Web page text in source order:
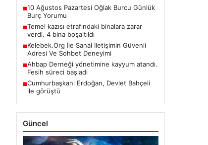
■10 Ağustos Pazartesi Oğlak Burcu Günlük
Burç Yorumu
■Temel kazısı etrafındaki binalara zarar
verdi. 4 bina boşaltıldı
■Kelebek.Org İle Sanal İletişimin Güvenli
Adresi Ve Sohbet Deneyimi
■Ahbap Derneği yönetimine kayyum atandı.
Fesih süreci başladı
■Cumhurbaşkanı Erdoğan, Devlet Bahçeli
ile görüştü
Güncel